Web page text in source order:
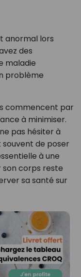
anormal lors
des
maladie
problème
commencent par
à minimiser.
pas hésiter à
de poser
à une
son corps reste
sa santé sur